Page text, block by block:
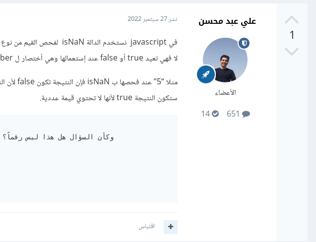
1
علي عبد محسن
الأعضاء
14
نشر27 سبتمبر 2022
لا فهي تعيد true أو false عند إستعمالها وهي أختصار ل is not a number.
ستكون النتيجة true لأنها لا تحتوي قيمة عددية.
اقتباس